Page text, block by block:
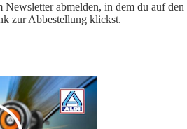
abmelden, in dem du auf den
zur Abbestellung klickst.